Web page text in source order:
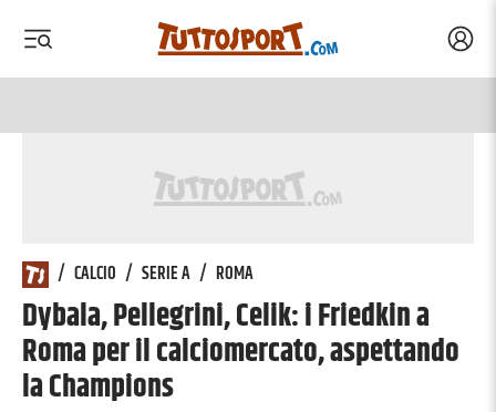
/ CALCIO / SERIE A / ROMA
Dybala, Pellegrini, Celik: i Friedkin a
Roma per il calciomercato, aspettando
la Champions